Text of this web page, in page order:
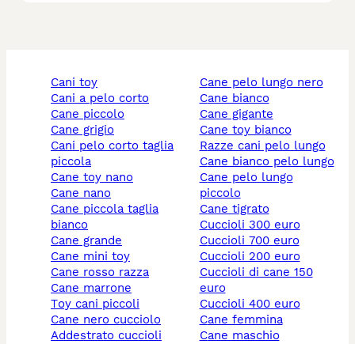
cani toy
cani a pelo corto
cane piccolo
cane grigio
cani pelo corto taglia
piccola
cane toy nano
cane nano
cane piccola taglia
bianco
cane grande
cane mini toy
cane rosso razza
cane marrone
toy cani piccoli
cane nero cucciolo
addestrato cuccioli
cane pelo lungo nero
cane bianco
cane gigante
cane toy bianco
razze cani pelo lungo
cane bianco pelo lungo
cane pelo lungo
piccolo
cane tigrato
cuccioli 300 euro
cuccioli 700 euro
cuccioli 200 euro
cuccioli di cane 150
euro
cuccioli 400 euro
cane femmina
cane maschio